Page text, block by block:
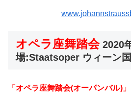
オペラ座舞踏会2020
場:Staatsoper ウィーン
「オペラ座舞踏会(オーパンバル)」